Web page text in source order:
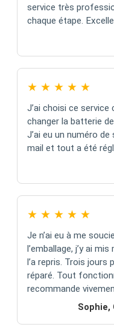
service très
chaque étape.
★ ★ ★ ★ ★
J’ai choisi ce
changer la batterie
J’ai eu un numéro
mail et tout a été
★ ★ ★ ★ ★
Je n’ai eu à me
l’emballage, j’y ai
l’a repris. Trois jours
réparé. Tout
recommande
Sophie,